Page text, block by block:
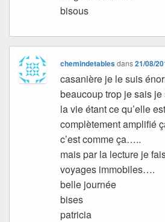
bisous
chemindetablesdans21/08/
casanière je le suis
beaucoup trop je sais
la vie étant ce qu’elle
complètement amplifié
c’est comme ça…..
mais par la lecture je
voyages immobiles….
belle journée
bises
patricia